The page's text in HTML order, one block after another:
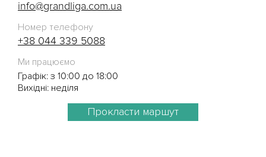
info@grandliga.com.ua
Номер телефону
+38 044 339 5088
Ми працюємо
Графік: з 10:00 до 18:00
Вихідні: неділя
Прокласти маршут